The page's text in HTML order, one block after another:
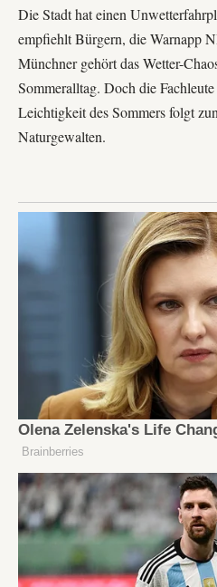
Die Stadt hat einen
empfiehlt Bürgern, die Warnapp
Münchner gehört das Wetter-
Sommeralltag. Doch die
Leichtigkeit des Sommers folgt
Naturgewalten.